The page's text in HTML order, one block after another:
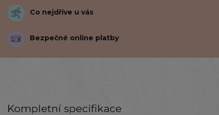
Co nejdříve u vás
Bezpečné online platby
Kompletní specifikace